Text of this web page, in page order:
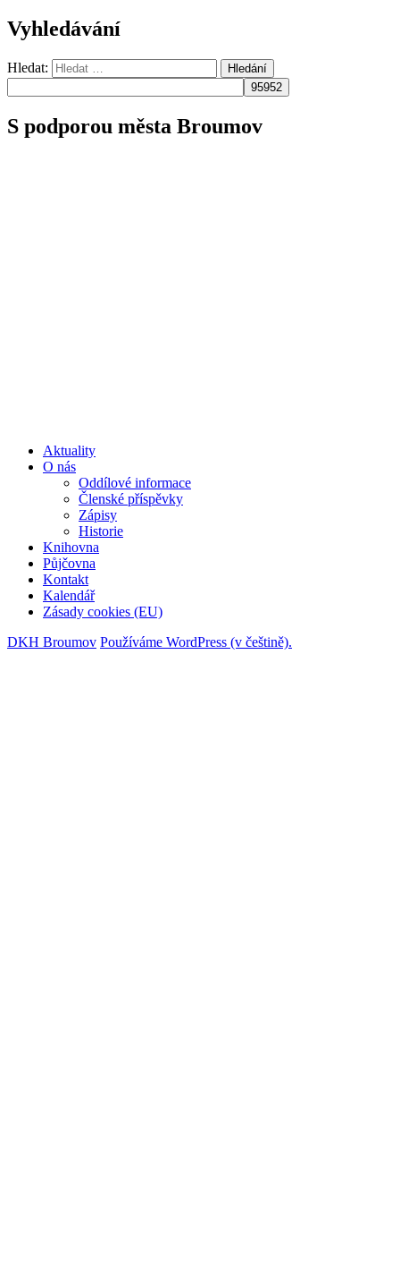
Vyhledávání
Hledat: Hledání
S podporou města Broumov
Aktuality
O nás
Oddílové informace
Členské příspěvky
Zápisy
Historie
Knihovna
Půjčovna
Kontakt
Kalendář
Zásady cookies (EU)
DKH Broumov Používáme WordPress (v češtině).